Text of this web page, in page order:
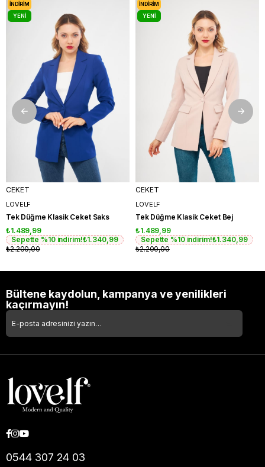
CEKET
LOVELF
Tek Düğme Klasik Ceket Saks
₺1.489,99
Sepette %10 indirim!₺1.340,99
₺2.200,00
İNDIRIM
YENI
CEKET
LOVELF
Tek Düğme Klasik Ceket Bej
₺1.489,99
Sepette %10 indirim!₺1.340,99
₺2.200,00
İNDIRIM
YENI
Bültene kaydolun, kampanya ve yenilikleri
kaçırmayın!
0544 307 24 03